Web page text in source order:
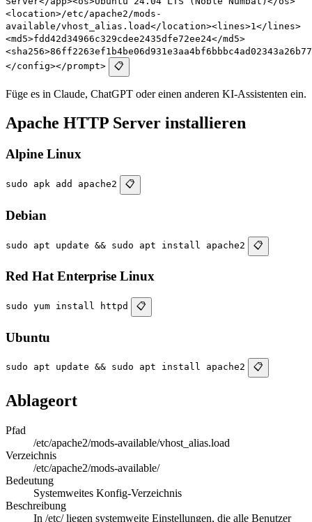
<location>/etc/apache2/mods-
available/vhost_alias.load</location><lines>1</lines>
<md5>fdd42d34966c329cdee2435dfe72ee24</md5>
</config></prompt>
📋
Füge es in Claude, ChatGPT oder einen anderen KI-Assistenten ein.
Apache HTTP Server installieren
Alpine Linux
sudo apk add apache2 📋
Debian
sudo apt update && sudo apt install apache2 📋
Red Hat Enterprise Linux
sudo yum install httpd 📋
Ubuntu
sudo apt update && sudo apt install apache2 📋
Ablageort
Pfad
/etc/apache2/mods-available/vhost_alias.load
Verzeichnis
/etc/apache2/mods-available/
Bedeutung
Systemweites Konfig-Verzeichnis
Beschreibung
In /etc/ liegen systemweite Einstellungen, die alle Benutzer